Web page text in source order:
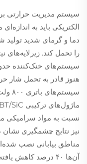
سیستم مدیریت حرارتی
الکتریکی باید به
دما و گرمای شدید
نسبت به مواد سرامیکی
نیز نتایج چشمگیری نشان
مناطق بیابانی نصب
آن‌ها ۴۰ درصد